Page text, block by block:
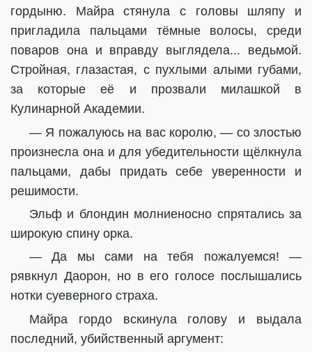
гордыню. Майра стянула с головы шляпу и
пригладила пальцами тёмные волосы, среди
поваров она и вправду выглядела... ведьмой.
Стройная, глазастая, с пухлыми алыми губами,
за которые её и прозвали милашкой в
Кулинарной Академии.
— Я пожалуюсь на вас королю, — со злостью
произнесла она и для убедительности щёлкнула
пальцами, дабы придать себе уверенности и
решимости.
Эльф и блондин молниеносно спрятались за
широкую спину орка.
— Да мы сами на тебя пожалуемся! —
рявкнул Даорон, но в его голосе послышались
нотки суеверного страха.
Майра гордо вскинула голову и выдала
последний, убийственный аргумент: